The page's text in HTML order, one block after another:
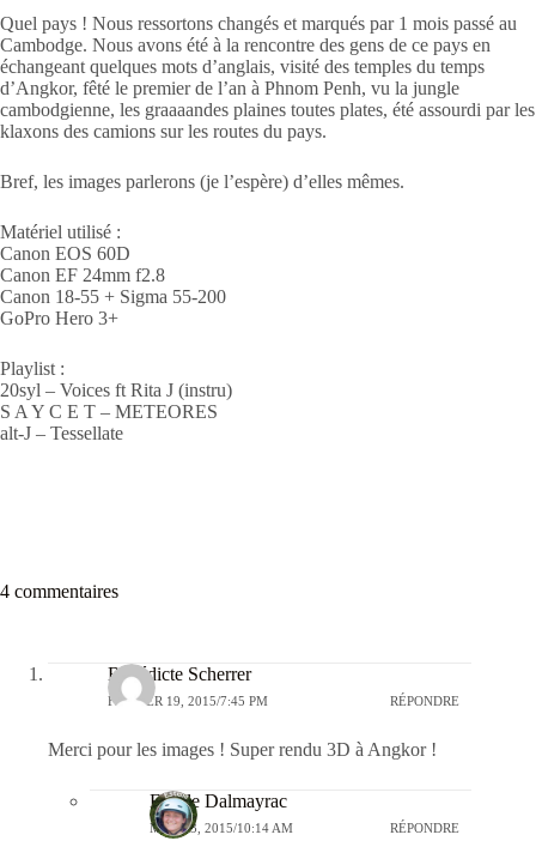
Quel pays ! Nous ressortons changés et marqués par 1 mois passé au
Cambodge. Nous avons été à la rencontre des gens de ce pays en
échangeant quelques mots d’anglais, visité des temples du temps
d’Angkor, fêté le premier de l’an à Phnom Penh, vu la jungle
cambodgienne, les graaaandes plaines toutes plates, été assourdi par les
klaxons des camions sur les routes du pays.
Bref, les images parlerons (je l’espère) d’elles mêmes.
Matériel utilisé :
Canon EOS 60D
Canon EF 24mm f2.8
Canon 18-55 + Sigma 55-200
GoPro Hero 3+
Playlist :
20syl – Voices ft Rita J (instru)
S A Y C E T – METEORES
alt-J – Tessellate
4 commentaires
Bénédicte Scherrer
FÉVRIER 19, 2015/7:45 PM RÉPONDRE
Merci pour les images ! Super rendu 3D à Angkor !
Estelle Dalmayrac
MARS 3, 2015/10:14 AM RÉPONDRE